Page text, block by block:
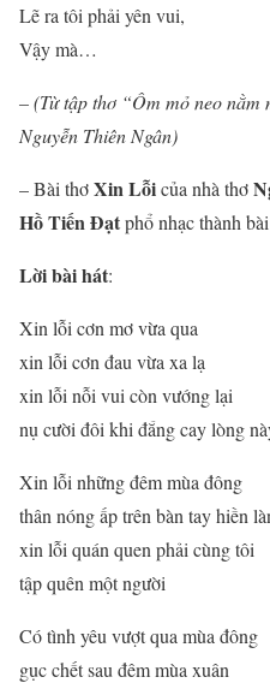
Lẽ ra tôi phải yên vui,
Vậy mà…
– (Từ tập thơ “Ôm mỏ neo
Nguyễn Thiên Ngân)
– Bài thơXin Lỗicủa nhà thơ
Hồ Tiến Đạtphổ nhạc thành
Lời bài hát:
Xin lỗi cơn mơ vừa qua
xin lỗi cơn đau vừa xa lạ
xin lỗi nỗi vui còn vướng lại
nụ cười đôi khi đắng cay lòng
Xin lỗi những đêm mùa đông
thân nóng ấp trên bàn tay hiền
xin lỗi quán quen phải cùng tôi
tập quên một người
Có tình yêu vượt qua mùa đông
gục chết sau đêm mùa xuân